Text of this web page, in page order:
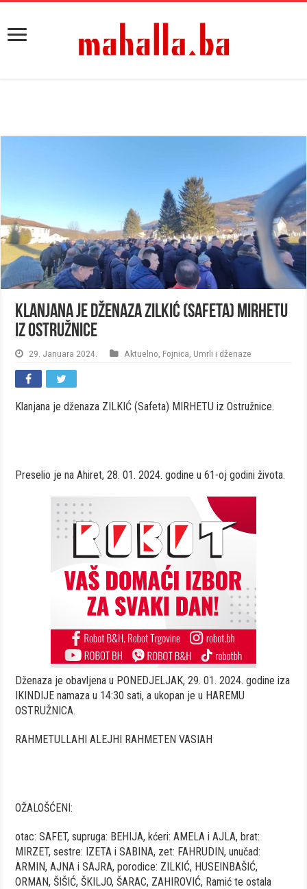
Klanjana je dženaza ZILKIĆ (Safeta) MIRHETU
iz Ostružnice
29. Januara 2024. Aktuelno Fojnica Umrli i dženaze
Klanjana je dženaza ZILKIĆ (Safeta) MIRHETU iz Ostružnice.
Preselio je na Ahiret, 28. 01. 2024. godine u 61-oj godini života.
Dženaza je obavljena u PONEDJELJAK, 29. 01. 2024. godine iza
IKINDIJE namaza u 14:30 sati, a ukopan je u HAREMU
OSTRUŽNICA.
RAHMETULLAHI ALEJHI RAHMETEN VASIAH
OŽALOŠĆENI:
otac: SAFET, supruga: BEHIJA, kćeri: AMELA i AJLA, brat:
MIRZET, sestre: IZETA i SABINA, zet: FAHRUDIN, unučad:
ARMIN, AJNA i SAJRA, porodice: ZILKIĆ, HUSEINBAŠIĆ,
ORMAN, ŠIŠIĆ, ŠKILJO, ŠARAC, ZAHIROVIĆ, Ramić te ostala